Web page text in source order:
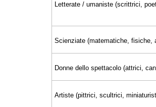
Letterate / umaniste (scrittrici,
Scienziate (matematiche, fisiche,
Donne dello spettacolo (attrici,
Artiste (pittrici, scultrici,